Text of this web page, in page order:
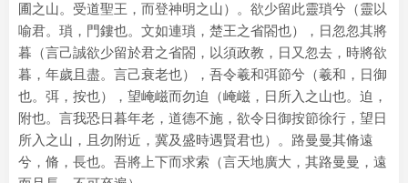
圃之山。受道聖王，而登神明之山）。欲少留此靈瑣兮（靈以
喻君。瑣，門鏤也。文如連瑣，楚王之省閤也），日忽忽其將
暮（言己誠欲少留於君之省閤，以須政教，日又忽去，時將欲
暮，年歲且盡。言己衰老也），吾令羲和弭節兮（羲和，日御
也。弭，按也），望崦嵫而勿迫（崦嵫，日所入之山也。迫，
附也。言我恐日暮年老，道德不施，欲令日御按節徐行，望日
所入之山，且勿附近，冀及盛時遇賢君也）。路曼曼其脩遠
兮，脩，長也。吾將上下而求索（言天地廣大，其路曼曼，遠